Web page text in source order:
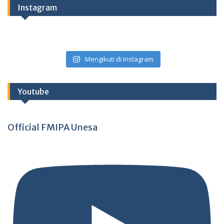
Instagram
Mengikuti di Instagram
Youtube
Official FMIPA Unesa